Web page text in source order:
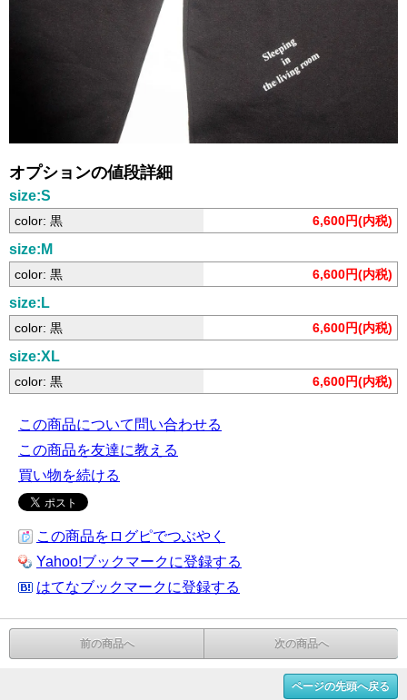
オプションの値段詳細
size:S
color: 黒 6,600円(内税)
size:M
color: 黒 6,600円(内税)
size:L
color: 黒 6,600円(内税)
size:XL
color: 黒 6,600円(内税)
この商品について問い合わせる
この商品を友達に教える
買い物を続ける
この商品をログピでつぶやく
Yahoo!ブックマークに登録する
はてなブックマークに登録する
前の商品へ 次の商品へ
ページの先頭へ戻る